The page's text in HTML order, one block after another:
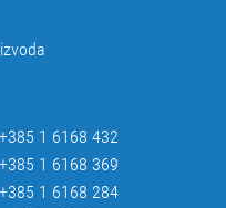
+385 1 6168 432
+385 1 6168 369
+385 1 6168 284